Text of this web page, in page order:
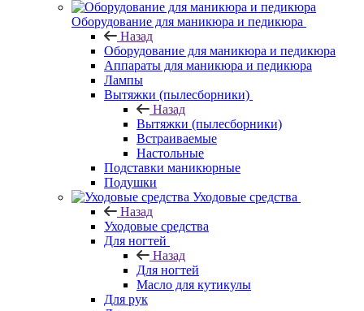
Оборудование для маникюра и педикюра
Назад
Оборудование для маникюра и педикюра
Аппараты для маникюра и педикюра
Лампы
Вытяжки (пылесборники)
Назад
Вытяжки (пылесборники)
Встраиваемые
Настольные
Подставки маникюрные
Подушки
Уходовые средства
Назад
Уходовые средства
Для ногтей
Назад
Для ногтей
Масло для кутикулы
Для рук